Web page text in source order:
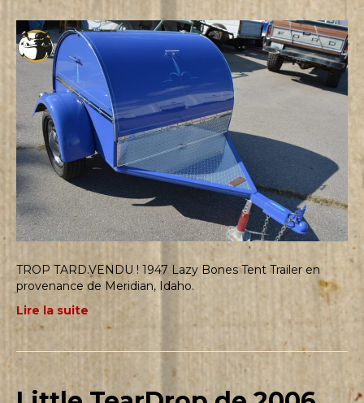
TROP TARD.VENDU ! 1947 Lazy Bones Tent Trailer en
provenance de Meridian, Idaho.
Lire la suite